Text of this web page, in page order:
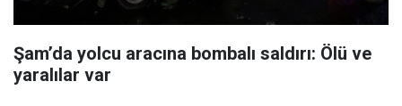
Şam’da yolcu aracına bombalı saldırı: Ölü ve
yaralılar var